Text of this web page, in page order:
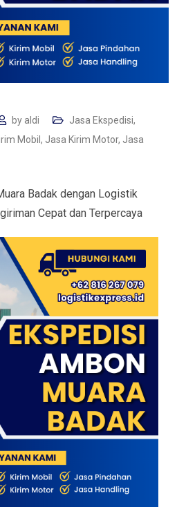
by aldi Jasa Ekspedisi,
Mobil , Jasa Kirim Motor, Jasa
Badak dengan Logistik
Cepat dan Terpercaya